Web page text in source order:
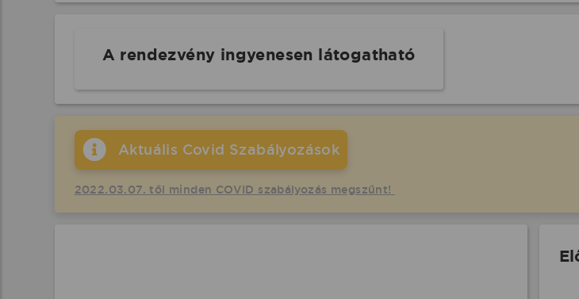
A rendezvény ingyenesen látogatható
Aktuális Covid Szabályozások
2022.03.07. től minden COVID szabályozás megszűnt!